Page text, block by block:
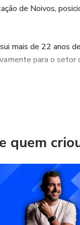
não podem ser
em qualquer
da compra."
de Noivos,
mais de 22 anos
para o setor
quem